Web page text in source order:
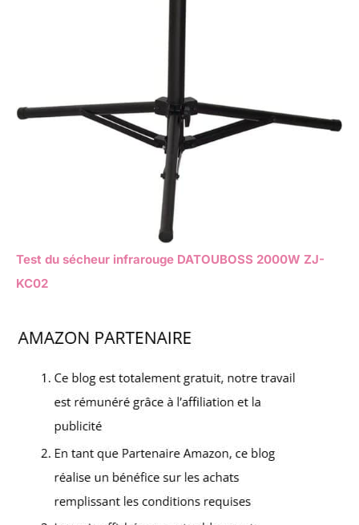
Test du sécheur infrarouge DATOUBOSS 2000W ZJ-
KC02